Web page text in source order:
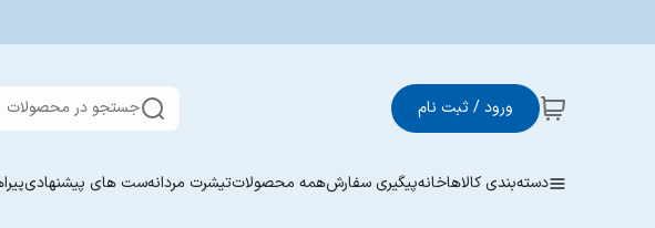
ورود / ثبت نام جستجو در محصولات
دسته‌بندی کالاهاخانهپیگیری سفارشهمه محصولاتتیشرت مردانهست های پیشنهادی